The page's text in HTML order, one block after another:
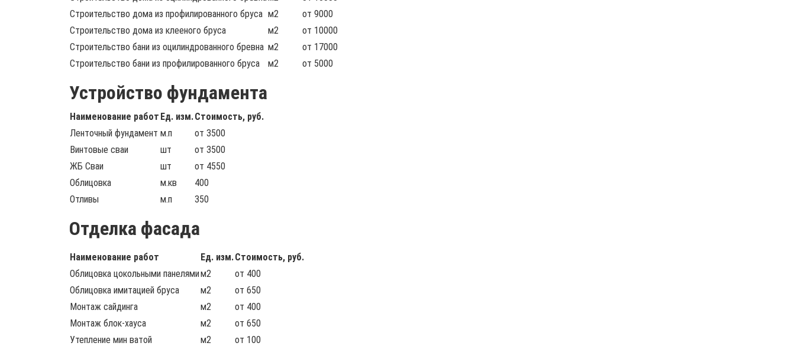
Строительство дома из профилированного бруса м2
от 9000
Строительство дома из клееного бруса
м2
от 10000
Строительство бани из оцилиндрованного бревна м2
от 17000
Строительство бани из профилированного бруса
м2 от 5000
Устройство фундамента
Наименование работ Ед. изм.Стоимость, руб.
Ленточный фундамент м.п
от 3500
Винтовые сваи
шт
от 3500
ЖБ Сваи
шт
от 4550
Облицовка
м.кв
400
Отливы
м.п 350
Отделка фасада
Наименование работ Ед. изм.Стоимость, руб.
Облицовка цокольными панелямим2
от 400
Облицовка имитацией бруса
м2
от 650
Монтаж сайдинга
м2
от 400
Монтаж блок-хауса
м2
от 650
Утепление мин ватой
м2 от 100